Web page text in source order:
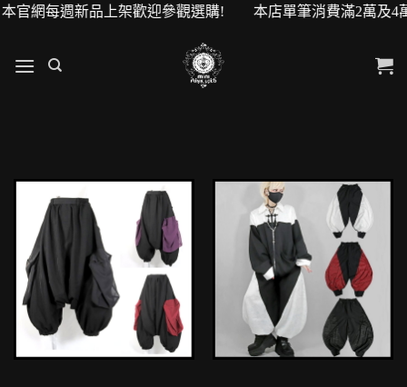
週新品上架歡迎參觀選購! 本店單筆消費滿2萬及4萬即